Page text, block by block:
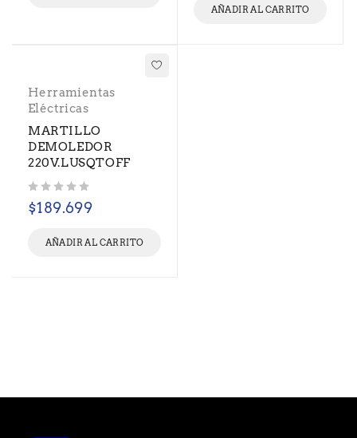
AÑADIR AL CARRITO
Herramientas
Eléctricas
MARTILLO
DEMOLEDOR
220V.LUSQTOFF
$189.699
AÑADIR AL CARRITO